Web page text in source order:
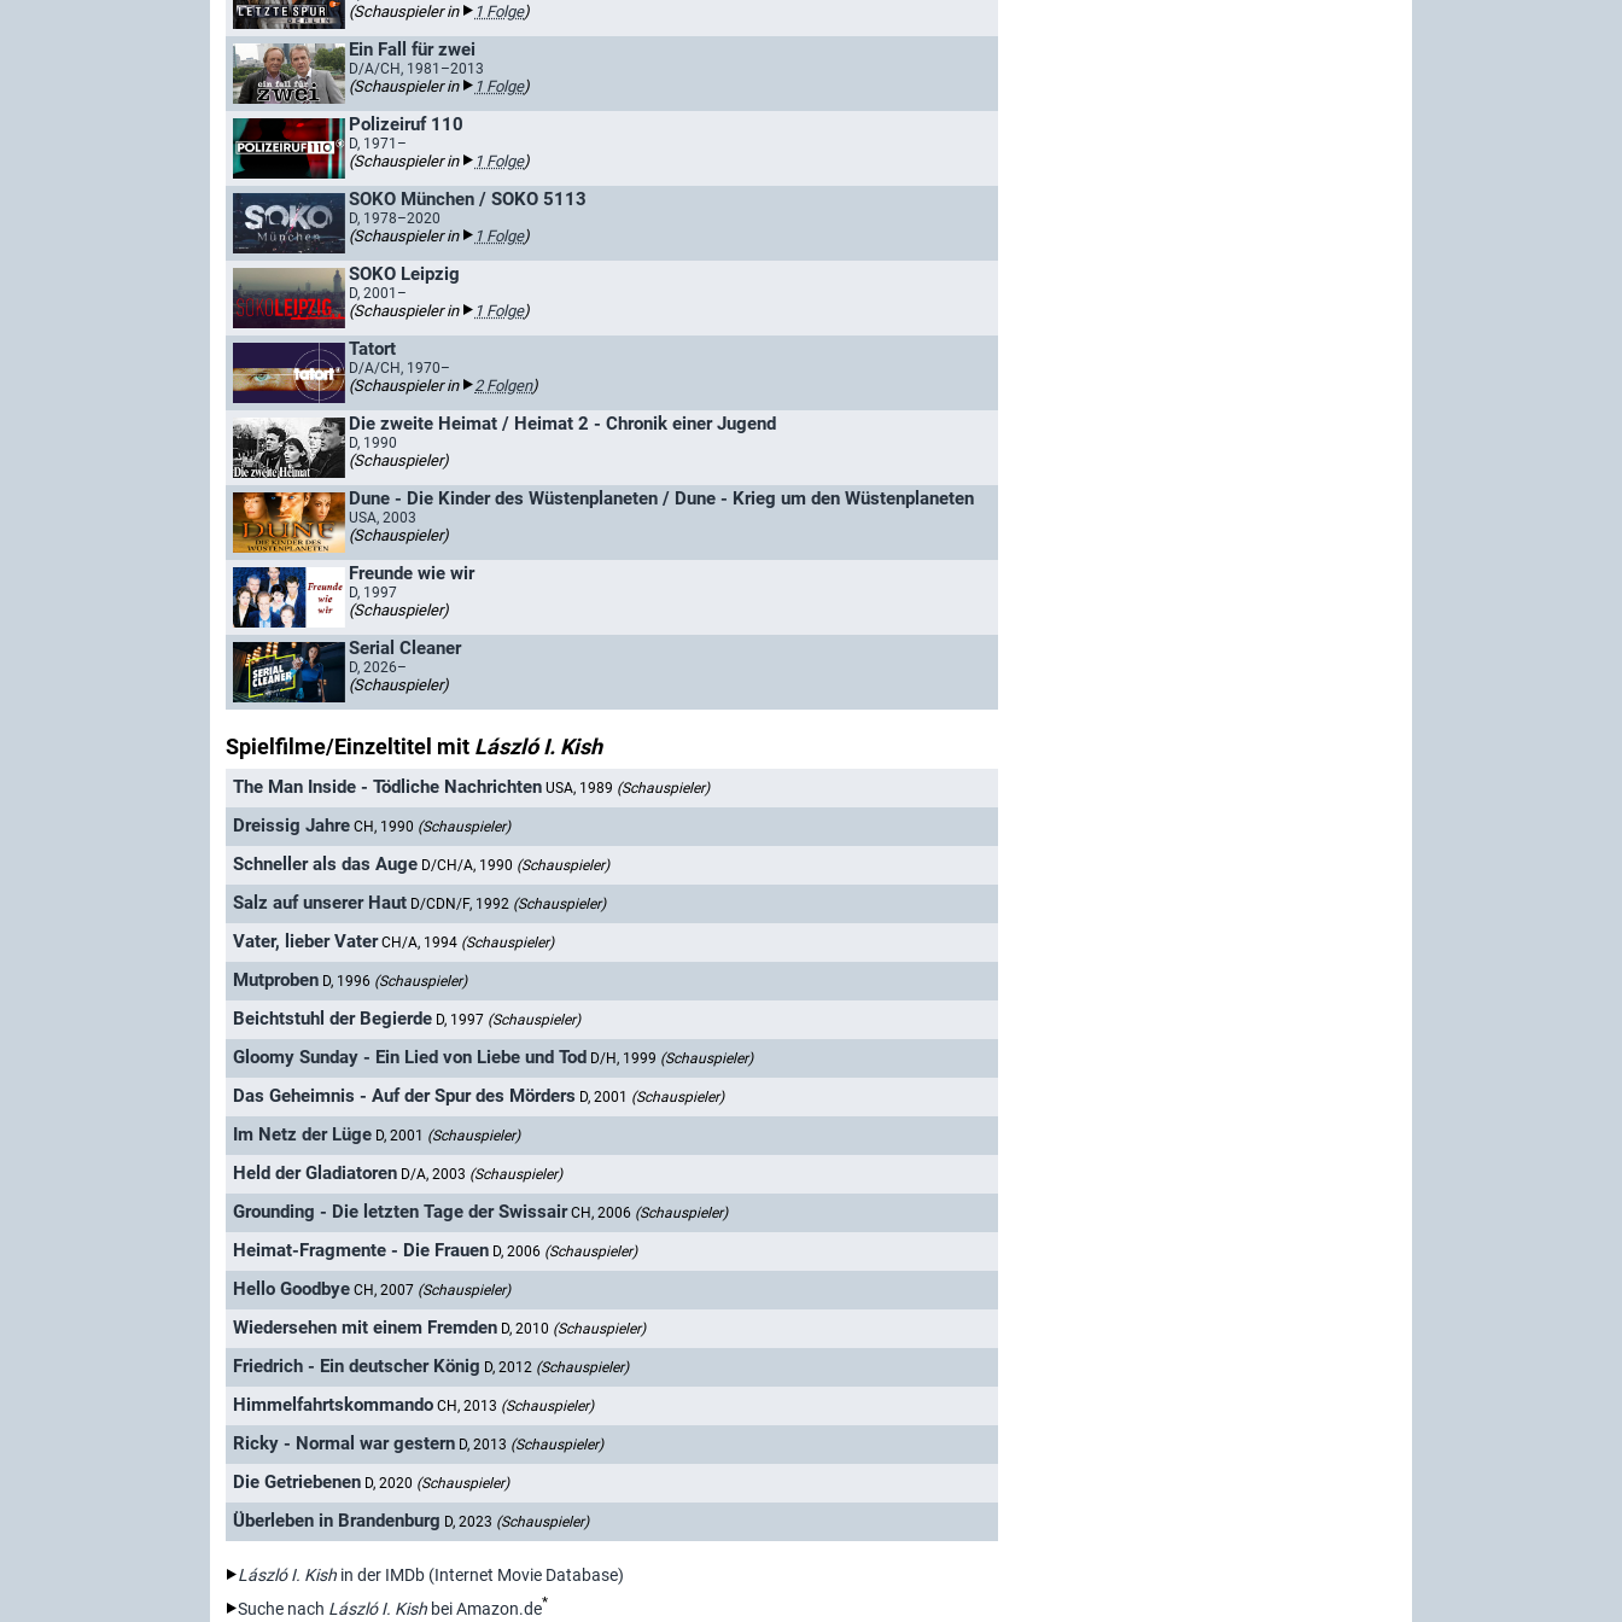
(Schauspieler in 1 Folge)
Ein Fall für zwei
D/A/CH, 1981–2013
(Schauspieler in 1 Folge)
Polizeiruf 110
D, 1971–
(Schauspieler in 1 Folge)
SOKO München / SOKO 5113
D, 1978–2020
(Schauspieler in 1 Folge)
SOKO Leipzig
D, 2001–
(Schauspieler in 1 Folge)
Tatort
D/A/CH, 1970–
(Schauspieler in 2 Folgen)
Die zweite Heimat / Heimat 2 - Chronik einer Jugend
D, 1990
(Schauspieler)
Dune - Die Kinder des Wüstenplaneten / Dune - Krieg um den Wüstenplaneten
USA, 2003
(Schauspieler)
Freunde wie wir
D, 1997
(Schauspieler)
Serial Cleaner
D, 2026–
(Schauspieler)
Spielfilme/Einzeltitel mit László I. Kish
The Man Inside - Tödliche Nachrichten USA, 1989 (Schauspieler)
Dreissig Jahre CH, 1990 (Schauspieler)
Schneller als das Auge D/CH/A, 1990 (Schauspieler)
Salz auf unserer Haut D/CDN/F, 1992 (Schauspieler)
Vater, lieber Vater CH/A, 1994 (Schauspieler)
Mutproben D, 1996 (Schauspieler)
Beichtstuhl der Begierde D, 1997 (Schauspieler)
Gloomy Sunday - Ein Lied von Liebe und Tod D/H, 1999 (Schauspieler)
Das Geheimnis - Auf der Spur des Mörders D, 2001 (Schauspieler)
Im Netz der Lüge D, 2001 (Schauspieler)
Held der Gladiatoren D/A, 2003 (Schauspieler)
Grounding - Die letzten Tage der Swissair CH, 2006 (Schauspieler)
Heimat-Fragmente - Die Frauen D, 2006 (Schauspieler)
Hello Goodbye CH, 2007 (Schauspieler)
Wiedersehen mit einem Fremden D, 2010 (Schauspieler)
Friedrich - Ein deutscher König D, 2012 (Schauspieler)
Himmelfahrtskommando CH, 2013 (Schauspieler)
Ricky - Normal war gestern D, 2013 (Schauspieler)
Die Getriebenen D, 2020 (Schauspieler)
Überleben in Brandenburg D, 2023 (Schauspieler)
László I. Kish in der IMDb (Internet Movie Database)
Suche nach László I. Kish bei Amazon.de*